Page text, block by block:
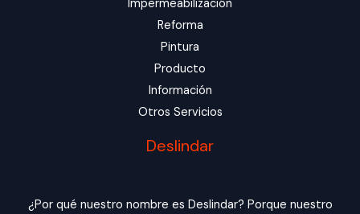
Impermeabilización
Reforma
Pintura
Producto
Información
Otros Servicios
Deslindar
¿Por qué nuestro nombre es Deslindar? Porque nuestro